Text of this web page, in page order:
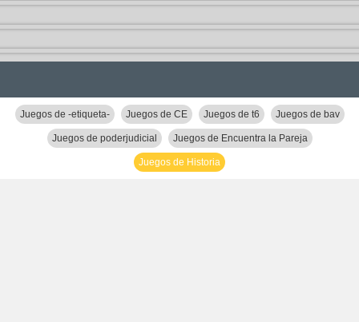
Juegos de -etiqueta- Juegos de CE Juegos de t6 Juegos de bav
Juegos de poderjudicial Juegos de Encuentra la Pareja
Juegos de Historia